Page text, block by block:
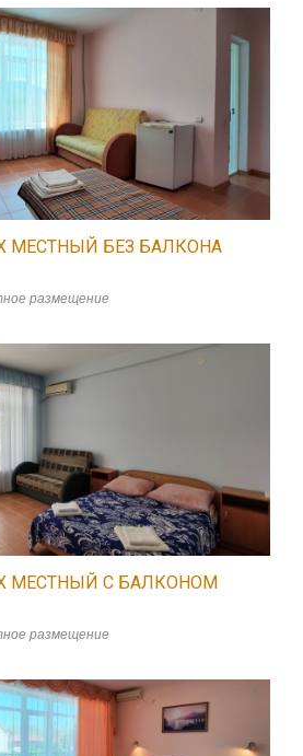
МЕСТНЫЙ БЕЗ БАЛКОНА
размещение
МЕСТНЫЙ C БАЛКОНОМ
размещение